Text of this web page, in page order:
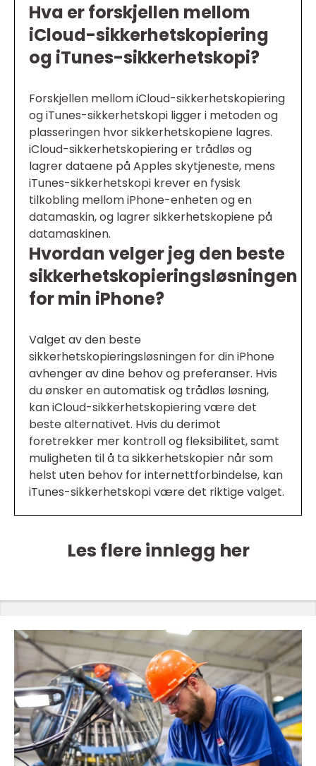
Hva er forskjellen mellom
iCloud-sikkerhetskopiering
og iTunes-sikkerhetskopi?
Forskjellen mellom iCloud-sikkerhetskopiering
og iTunes-sikkerhetskopi ligger i metoden og
plasseringen hvor sikkerhetskopiene lagres.
iCloud-sikkerhetskopiering er trådløs og
lagrer dataene på Apples skytjeneste, mens
iTunes-sikkerhetskopi krever en fysisk
tilkobling mellom iPhone-enheten og en
datamaskin, og lagrer sikkerhetskopiene på
datamaskinen.
Hvordan velger jeg den beste
sikkerhetskopieringsløsningen
for min iPhone?
Valget av den beste
sikkerhetskopieringsløsningen for din iPhone
avhenger av dine behov og preferanser. Hvis
du ønsker en automatisk og trådløs løsning,
kan iCloud-sikkerhetskopiering være det
beste alternativet. Hvis du derimot
foretrekker mer kontroll og fleksibilitet, samt
muligheten til å ta sikkerhetskopier når som
helst uten behov for internettforbindelse, kan
iTunes-sikkerhetskopi være det riktige valget.
Les flere innlegg her